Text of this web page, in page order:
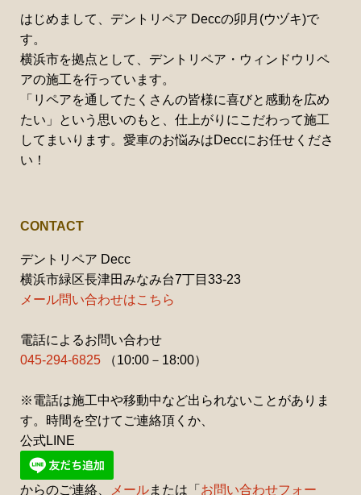
はじめまして、デントリペア Deccの卯月(ウヅキ)で
す。
横浜市を拠点として、デントリペア・ウィンドウリペ
アの施工を行っています。
「リペアを通してたくさんの皆様に喜びと感動を広め
たい」という思いのもと、仕上がりにこだわって施工
してまいります。愛車のお悩みはDeccにお任せくださ
い！
CONTACT
デントリペア Decc
横浜市緑区長津田みなみ台7丁目33-23
メール問い合わせはこちら
電話によるお問い合わせ
045-294-6825（10:00－18:00）
※電話は施工中や移動中など出られないことがありま
す。時間を空けてご連絡頂くか、
公式LINE
からのご連絡、 メールまたは「 お問い合わせフォー